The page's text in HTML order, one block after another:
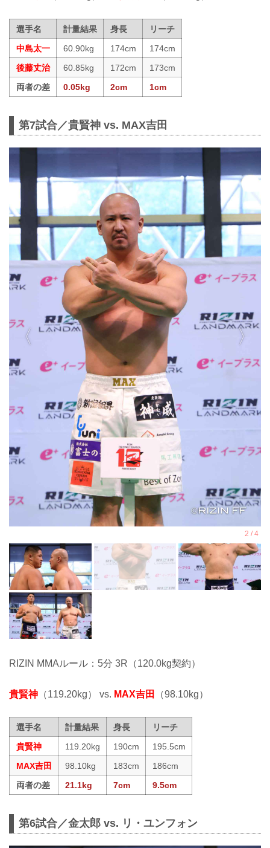
選手名 計量結果 身長
リーチ
中島太一
60.90kg 174cm
174cm
後藤丈治
60.85kg 172cm
173cm
両者の差
0.05kg 2cm 1cm
第7試合／貴賢神 vs. MAX吉田
RIZIN MMAルール：5分 3R（120.0kg契約）
貴賢神 （119.20kg） vs. MAX吉田 （98.10kg）
選手名 計量結果 身長
リーチ
貴賢神
119.20kg 190cm
195.5cm
MAX吉田
98.10kg 183cm
186cm
両者の差
21.1kg 7cm 9.5cm
第6試合／金太郎 vs. リ・ユンフォン